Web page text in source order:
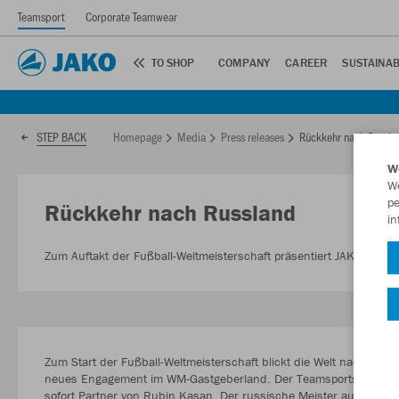
Teamsport Corporate Teamwear
TO SHOP COMPANY CAREER
STEP BACK Homepage Media Press releases Rückkehr nach
Rückkehr nach Russland
Zum Auftakt der Fußball-Weltmeisterschaft präsentiert JAKO ein
Zum Start der Fußball-Weltmeisterschaft blickt die Welt nach
neues Engagement im WM-Gastgeberland. Der
sofort Partner von Rubin Kasan. Der russische Meister aus den